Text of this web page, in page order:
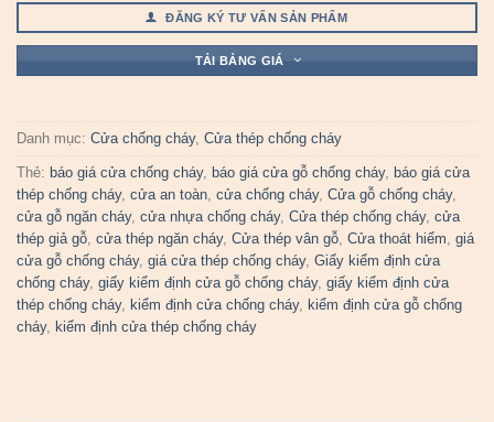
ĐĂNG KÝ TƯ VẤN SẢN PHẨM
TẢI BẢNG GIÁ
Danh mục: Cửa chống cháy, Cửa thép chống cháy
Thẻ: báo giá cửa chống cháy, báo giá cửa gỗ chống cháy, báo giá cửa
thép chống cháy, cửa an toàn, cửa chống cháy, Cửa gỗ chống cháy,
cửa gỗ ngăn cháy, cửa nhựa chống cháy, Cửa thép chống cháy, cửa
thép giả gỗ, cửa thép ngăn cháy, Cửa thép vân gỗ, Cửa thoát hiểm, giá
cửa gỗ chống cháy, giá cửa thép chống cháy, Giấy kiểm định cửa
chống cháy, giấy kiểm định cửa gỗ chống cháy, giấy kiểm định cửa
thép chống cháy, kiểm định cửa chống cháy, kiểm định cửa gỗ chống
cháy, kiểm định cửa thép chống cháy